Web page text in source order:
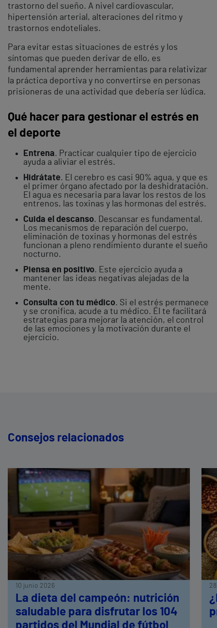
trastorno del sueño. A nivel cardiovascular,
hipertensión arterial, alteraciones del ritmo y
trastornos endoteliales.
Para evitar estas situaciones de estrés y los
síntomas que pueden derivar de ello, es
fundamental aprender herramientas para relativizar
la práctica deportiva y no convertirse en personas
prisioneras de una actividad que debería ser lúdica.
Qué hacer para gestionar el estrés en
el deporte
Entrena. Practicar cualquier tipo de ejercicio
ayuda a aliviar el estrés.
Hidrátate. El cerebro es casi 90% agua, y que es
el primer órgano afectado por la deshidratación.
El agua es necesaria para lavar los restos de los
entrenos, las toxinas y las hormonas del estrés.
Cuida el descanso. Descansar es fundamental.
Los mecanismos de reparación del cuerpo,
eliminación de toxinas y hormonas del estrés
funcionan a pleno rendimiento durante el sueño
nocturno.
Piensa en positivo. Este ejercicio ayuda a
mantener las ideas negativas alejadas de la
mente.
Consulta con tu médico. Si el estrés permanece
y se cronifica, acude a tu médico. Él te facilitará
estrategias para mejorar la atención, el control
de las emociones y la motivación durante el
ejercicio.
Consejos relacionados
10 junio 2026
La dieta del campeón: nutrición
saludable para disfrutar los 104